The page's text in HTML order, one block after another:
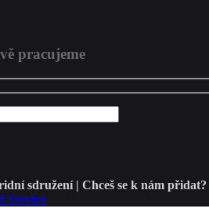
pracujeme
sdružení | Chceš se k nám přidat?
Service